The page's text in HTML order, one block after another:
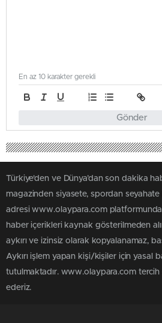
Gönder
En az 10 karakter gerekli
Türkiye'den ve Dünya’dan son dakika
magazinden siyasete, spordan seyahate
adresi www.olaypara.com
haber içerikleri kaynak gösterilmeden
aykırı ve izinsiz olarak kopyalanamaz,
Aykırı işlem yapan kişi/kişiler için yasal
tutulmaktadır. www.olaypara.com
ederiz.